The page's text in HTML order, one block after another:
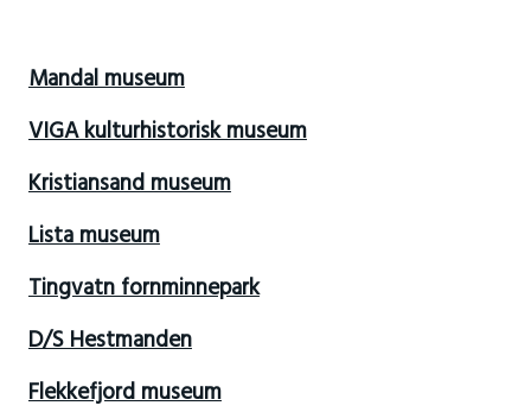
Mandal museum
VIGA kulturhistorisk museum
Kristiansand museum
Lista museum
Tingvatn fornminnepark
D/S Hestmanden
Flekkefjord museum